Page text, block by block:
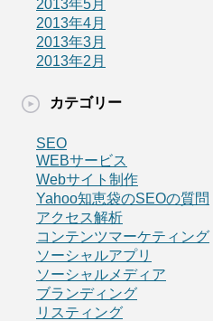
2013年5月
2013年4月
2013年3月
2013年2月
カテゴリー
SEO
WEBサービス
Webサイト制作
Yahoo知恵袋のSEOの質問
アクセス解析
コンテンツマーケティング
ソーシャルアプリ
ソーシャルメディア
ブランディング
リスティング